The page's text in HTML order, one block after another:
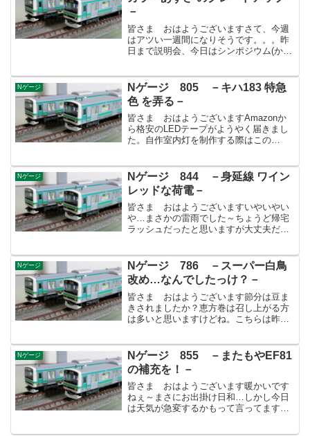
－
皆さま おはようございますさて、今週
はアツい一週間になりそうです。。。昨
日まで説明会、今日はシンポジウム(かな
のことですが会社帰りに秋葉原に寄り道
しまして、IMO...
Nゲージ
Nゲージ 805 －キハ183 特急
色 を弄る－
皆さま おはようございますAmazonか
ら格安のLEDテープがようやく届きまし
た。自作室内灯を制作する際はこの
は当りを引いたようです。まずテープが
波打ってない(これ...
Nゲージ
Nゲージ 844 －身延線 ワイン
レッドな荷電－
皆さま おはようございますいやいやい
や…まさかの雷雨でした～ちょうど帰宅
ラッシュだったと思いますが大丈夫だっ
も見事に発動しましたね。日曜は久し振
りに洗ってスッキリしたの...
Nゲージ
Nゲージ 786 －スーパー白鳥
改め…なんでしたっけ？－
皆さま おはようございます節分は豆ま
きされましたか？恵方巻は召し上がる方
は多いと思いますけどね。こちらは昨
た。有名なお寺さんだと著名人(関取や歌
舞伎俳優とか)呼んでやるじ...
Nゲージ
Nゲージ 855 －またもやEF81
の補充を！－
皆さま おはようございます暖かいです
ねぇ～まさにお出掛け日和…しかし今日
は天気が急変するかもって言ってますか